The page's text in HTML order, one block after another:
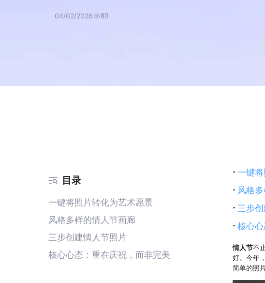
04/02/2026 80
目录
一键将照片转化为艺术愿景
风格多样的情人节画廊
三步创建情人节照片
核心心态：重在庆祝，而非完美
·一键
· 风格
·三步
·核心
情人节不
好。今年
简单的照